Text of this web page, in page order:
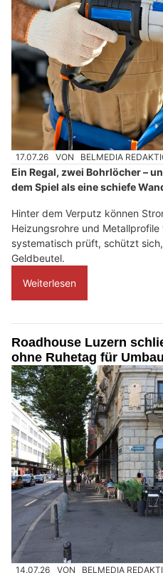
17.07.26 VON BELMEDIA
Ein Regal, zwei Bohrlöcher –
dem Spiel als eine schiefe
Hinter dem Verputz können
Heizungsrohre und
systematisch prüft, schützt
Geldbeutel.
Weiterlesen
Roadhouse Luzern
ohne Ruhetag für
14.07.26 VON BELMEDIA